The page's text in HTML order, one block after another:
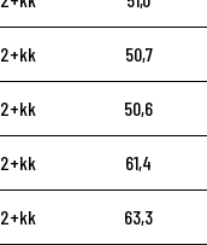
2+kk 50,7
2+kk 50,6
2+kk 61,4
2+kk 63,3